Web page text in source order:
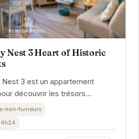
Nest 3 Heart of Historic
Nest 3 est un appartement
découvrir les trésors
des commerces,
non-fumeurs